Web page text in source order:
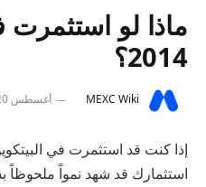
ماذا لو استثمرت
2014؟
MEXC Wiki أغسطس 20, 2025
استثمارك قد شهد نمواً ملحوظاً